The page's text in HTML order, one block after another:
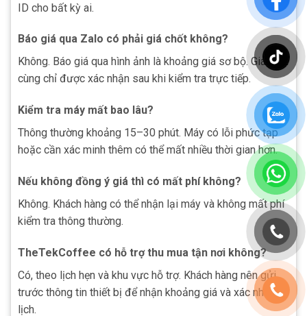
ID cho bất kỳ ai.
Báo giá qua Zalo có phải giá chốt không?
Không. Báo giá qua hình ảnh là khoảng giá sơ bộ. Giá cuối
cùng chỉ được xác nhận sau khi kiểm tra trực tiếp.
Kiểm tra máy mất bao lâu?
Thông thường khoảng 15–30 phút. Máy có lỗi phức tạp
hoặc cần xác minh thêm có thể mất nhiều thời gian hơn.
Nếu không đồng ý giá thì có mất phí không?
Không. Khách hàng có thể nhận lại máy và không mất phí
kiểm tra thông thường.
TheTekCoffee có hỗ trợ thu mua tận nơi không?
Có, theo lịch hẹn và khu vực hỗ trợ. Khách hàng nên gửi
trước thông tin thiết bị để nhận khoảng giá và xác nhận
lịch.